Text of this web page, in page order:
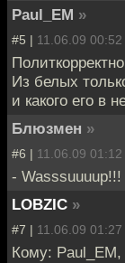
Paul_EM »
#5 | 11.06.09 00:52
Из белых
и какого его в
Блюзмен »
#6 | 11.06.09 01:12
- Wasssuuuup!!!
LOBZIC »
#7 | 11.06.09 01:27
Кому: Paul_EM,